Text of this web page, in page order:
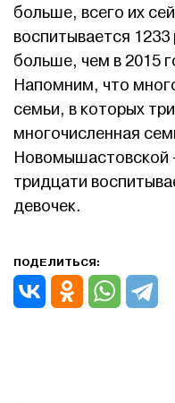
больше, всего их
воспитывается
больше, чем в 2015
Напомним, что
семьи, в которых
многочисленная
тридцати
девочек.
ПОДЕЛИТЬСЯ: